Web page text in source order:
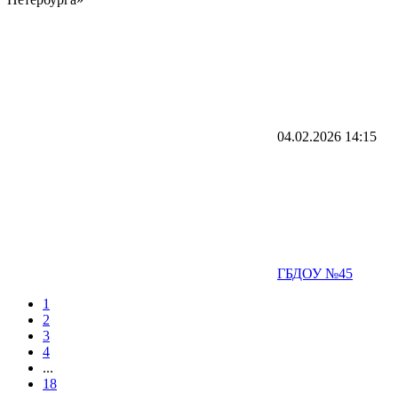
04.02.2026 14:15
ГБДОУ №45
1
2
3
4
...
18